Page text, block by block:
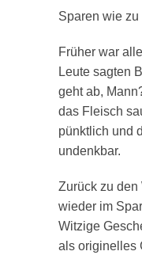
Sparen wie zu
Früher war
Leute sagten
geht ab,
das Fleisch
pünktlich und
undenkbar.
Zurück zu den
wieder im
Witzige
als originelles